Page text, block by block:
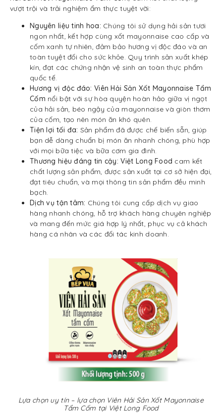
vượt trội và trải nghiệm ẩm thực tuyệt vời:
Nguyên liệu tinh hoa: Chúng tôi sử dụng hải sản tươi
ngon nhất, kết hợp cùng xốt mayonnaise cao cấp và
cốm xanh tự nhiên, đảm bảo hương vị độc đáo và an
toàn tuyệt đối cho sức khỏe. Quy trình sản xuất khép
kín, đạt các chứng nhận vệ sinh an toàn thực phẩm
quốc tế.
Hương vị độc đáo: Viên Hải Sản Xốt Mayonnaise Tẩm
Cốm nổi bật với sự hòa quyện hoàn hảo giữa vị ngọt
của hải sản, béo ngậy của mayonnaise và giòn thơm
của cốm, tạo nên món ăn khó quên.
Tiện lợi tối đa: Sản phẩm đã được chế biến sẵn, giúp
bạn dễ dàng chuẩn bị món ăn nhanh chóng, phù hợp
với mọi bữa tiệc và bữa cơm gia đình.
Thương hiệu đáng tin cậy: Việt Long Food cam kết
chất lượng sản phẩm, được sản xuất tại cơ sở hiện đại,
đạt tiêu chuẩn, và mọi thông tin sản phẩm đều minh
bạch.
Dịch vụ tận tâm: Chúng tôi cung cấp dịch vụ giao
hàng nhanh chóng, hỗ trợ khách hàng chuyên nghiệp
và mang đến mức giá hợp lý nhất, phục vụ cả khách
hàng cá nhân và các đối tác kinh doanh.
Lựa chọn uy tín – lựa chọn Viên Hải Sản Xốt Mayonnaise
Tẩm Cốm tại Việt Long Food